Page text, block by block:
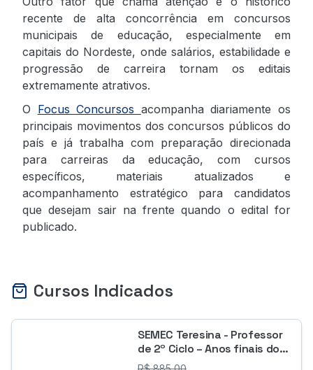
recente de alta concorrência em concursos
municipais de educação, especialmente em
capitais do Nordeste, onde salários, estabilidade e
progressão de carreira tornam os editais
extremamente atrativos.
O Focus Concursos acompanha diariamente os
principais movimentos dos concursos públicos do
país e já trabalha com preparação direcionada
para carreiras da educação, com cursos
específicos, materiais atualizados e
acompanhamento estratégico para candidatos
que desejam sair na frente quando o edital for
publicado.
Cursos Indicados
SEMEC Teresina - Professor
de 2º Ciclo – Anos finais do
Ensino Fundamental do 6º ao